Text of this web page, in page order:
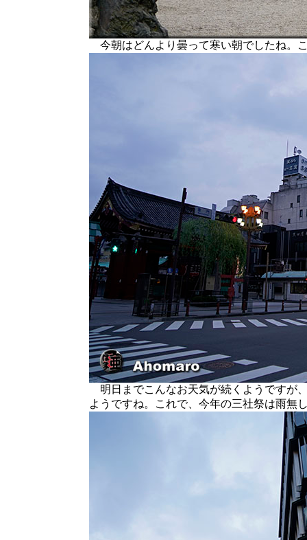
今朝はどんより曇って寒い朝でしたね。
明日までこんなお天気が続くようですが
ようですね。これで、今年の三社祭は雨無